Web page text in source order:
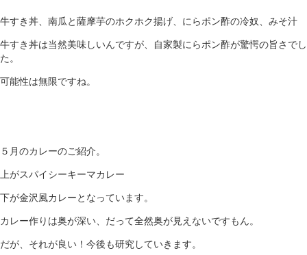
牛すき丼、南瓜と薩摩芋のホクホク揚げ、にらポン酢の冷奴、みそ汁
牛すき丼は当然美味しいんですが、自家製にらポン酢が驚愕の旨さでし
た。
可能性は無限ですね。
５月のカレーのご紹介。
上がスパイシーキーマカレー
下が金沢風カレーとなっています。
カレー作りは奥が深い、だって全然奥が見えないですもん。
だが、それが良い！今後も研究していきます。